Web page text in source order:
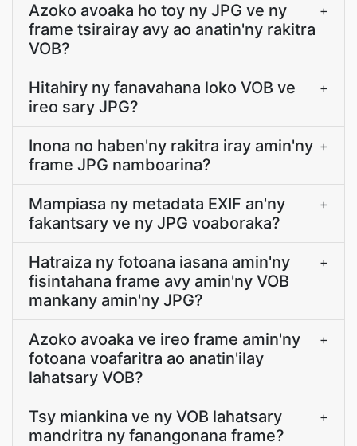
Azoko avoaka ho toy ny JPG ve ny
frame tsirairay avy ao anatin'ny rakitra
VOB?
+
Hitahiry ny fanavahana loko VOB ve
ireo sary JPG?
+
Inona no haben'ny rakitra iray amin'ny
frame JPG namboarina?
+
Mampiasa ny metadata EXIF an'ny
fakantsary ve ny JPG voaboraka?
+
Hatraiza ny fotoana iasana amin'ny
fisintahana frame avy amin'ny VOB
mankany amin'ny JPG?
+
Azoko avoaka ve ireo frame amin'ny
fotoana voafaritra ao anatin'ilay
lahatsary VOB?
+
Tsy miankina ve ny VOB lahatsary
mandritra ny fanangonana frame?
+